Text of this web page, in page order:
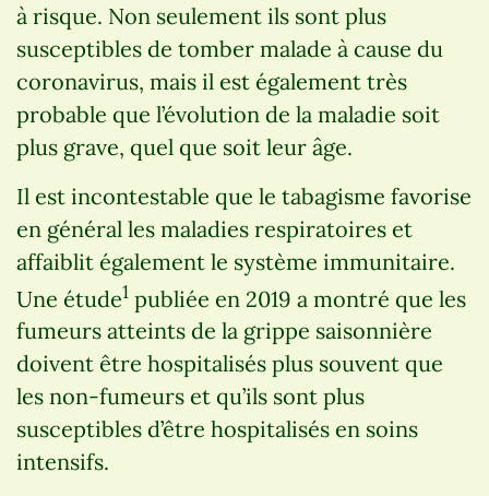
à risque. Non seulement ils sont plus
susceptibles de tomber malade à cause du
coronavirus, mais il est également très
probable que l’évolution de la maladie soit
plus grave, quel que soit leur âge.
Il est incontestable que le tabagisme favorise
en général les maladies respiratoires et
affaiblit également le système immunitaire.
Une étude1 publiée en 2019 a montré que les
fumeurs atteints de la grippe saisonnière
doivent être hospitalisés plus souvent que
les non-fumeurs et qu’ils sont plus
susceptibles d’être hospitalisés en soins
intensifs.